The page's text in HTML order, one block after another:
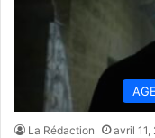
La Rédaction avril 11,